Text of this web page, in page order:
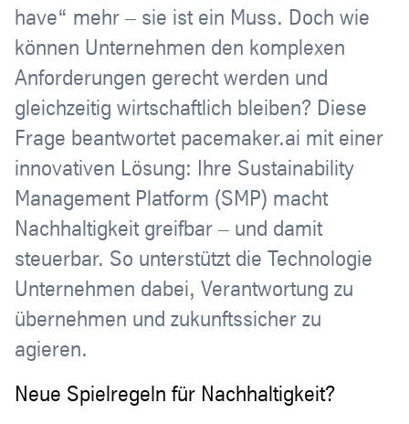
have“ mehr – sie ist ein Muss. Doch wie
können Unternehmen den komplexen
Anforderungen gerecht werden und
gleichzeitig wirtschaftlich bleiben? Diese
Frage beantwortet pacemaker.ai mit einer
innovativen Lösung: Ihre Sustainability
Management Platform (SMP) macht
Nachhaltigkeit greifbar – und damit
steuerbar. So unterstützt die Technologie
Unternehmen dabei, Verantwortung zu
übernehmen und zukunftssicher zu
agieren.
Neue Spielregeln für Nachhaltigkeit?